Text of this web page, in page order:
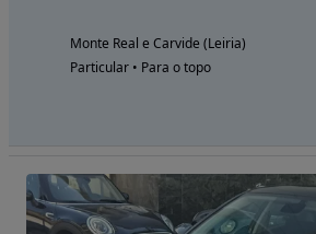
Monte Real e Carvide (Leiria)
Particular • Para o topo